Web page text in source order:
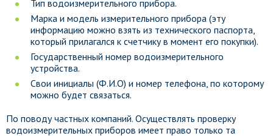
Тип водоизмерительного прибора.
Марка и модель измерительного прибора (эту
информацию можно взять из технического паспорта,
который прилагался к счетчику в момент его покупки).
Государственный номер водоизмерительного
устройства.
Свои инициалы (Ф.И.О) и номер телефона, по которому
можно будет связаться.
По поводу частных компаний. Осуществлять проверку
водоизмерительных приборов имеет право только та